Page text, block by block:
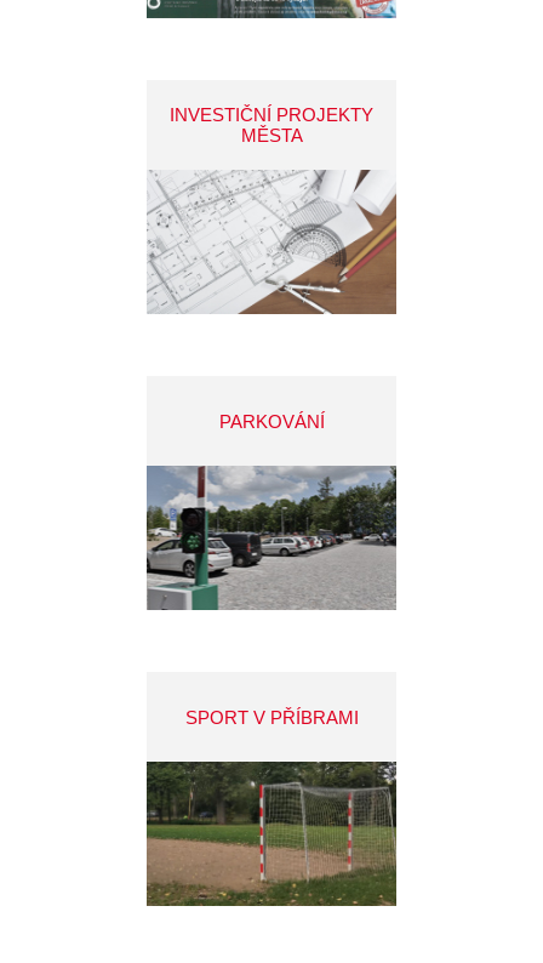
INVESTIČNÍ PROJEKTY
MĚSTA
PARKOVÁNÍ
SPORT V PŘÍBRAMI